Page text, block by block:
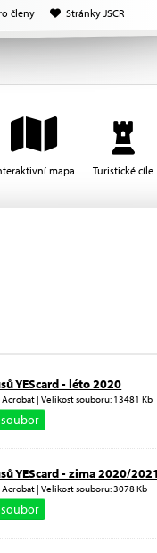
členy Stránky JSCR
mapa Turistické cíle
YEScard - léto 2020
| Velikost souboru: 13481 Kb
YEScard - zima 2020/2021
| Velikost souboru: 3078 Kb